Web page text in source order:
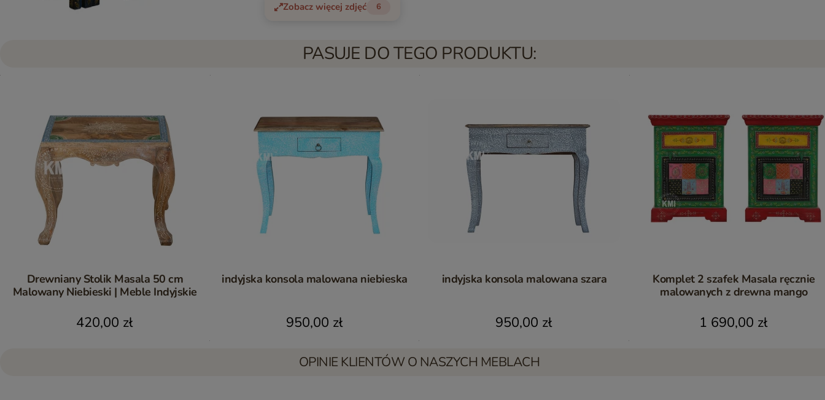
Zobacz więcej zdjęć 6
PASUJE DO TEGO PRODUKTU:
Drewniany Stolik Masala 50 cm
Malowany Niebieski | Meble Indyjskie
420,00 zł
indyjska konsola malowana niebieska
950,00 zł
indyjska konsola malowana szara
950,00 zł
Komplet 2 szafek Masala ręcznie
malowanych z drewna mango
1 690,00 zł
OPINIE KLIENTÓW O NASZYCH MEBLACH